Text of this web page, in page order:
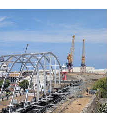
Viana Shopping é grátis de
ÚTEIS)